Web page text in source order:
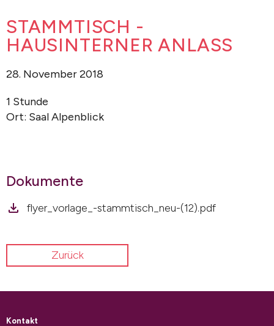
STAMMTISCH -
HAUSINTERNER ANLASS
28. November 2018
1 Stunde
Ort: Saal Alpenblick
Dokumente
flyer_vorlage_-stammtisch_neu-(12).pdf
Zurück
Kontakt